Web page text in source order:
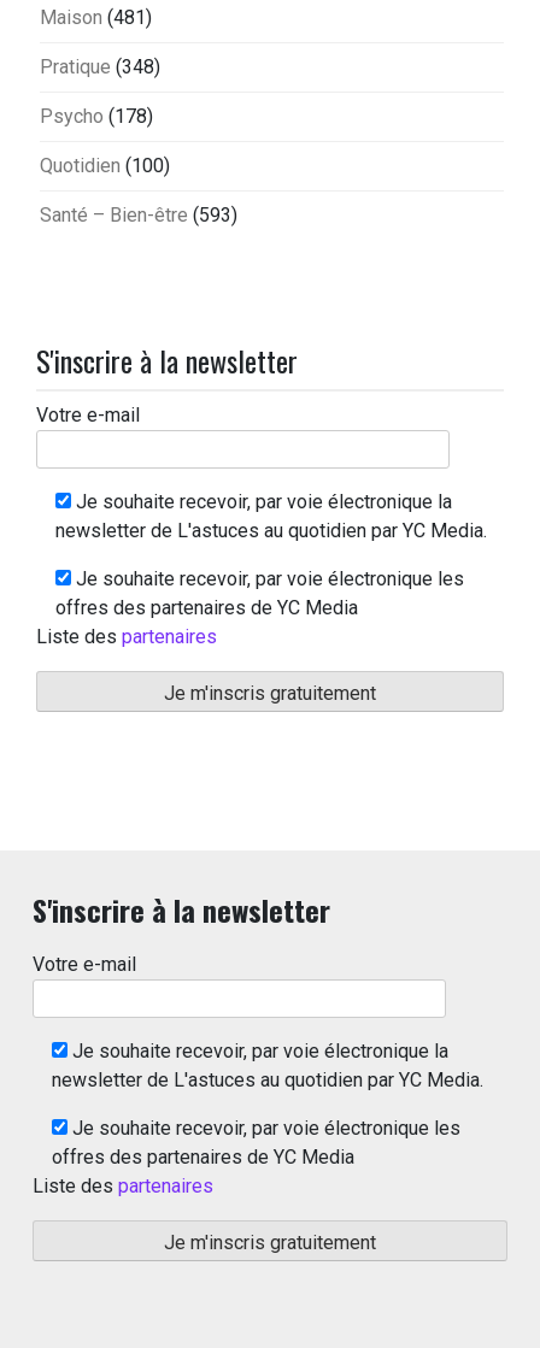
Maison (481)
Pratique (348)
Psycho (178)
Quotidien (100)
Santé – Bien-être (593)
S'inscrire à la newsletter
Votre e-mail
Je souhaite recevoir, par voie électronique la
newsletter de L'astuces au quotidien par YC Media.
Je souhaite recevoir, par voie électronique les
offres des partenaires de YC Media
Liste des partenaires
S'inscrire à la newsletter
Votre e-mail
Je souhaite recevoir, par voie électronique la
newsletter de L'astuces au quotidien par YC Media.
Je souhaite recevoir, par voie électronique les
offres des partenaires de YC Media
Liste des partenaires